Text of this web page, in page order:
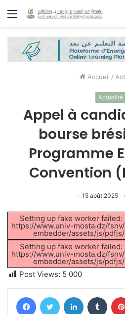
Menu
Accueil /
Actualité
Appel à
bourse
Programme
Convention
15 août 2025
Setting up fake worker
https://www.univ-mosta.dz/
embedder/assets/js/
Setting up fake worker
https://www.univ-mosta.dz/
embedder/assets/js/
Post Views: 5 000
FacebookTwitter Linkedin